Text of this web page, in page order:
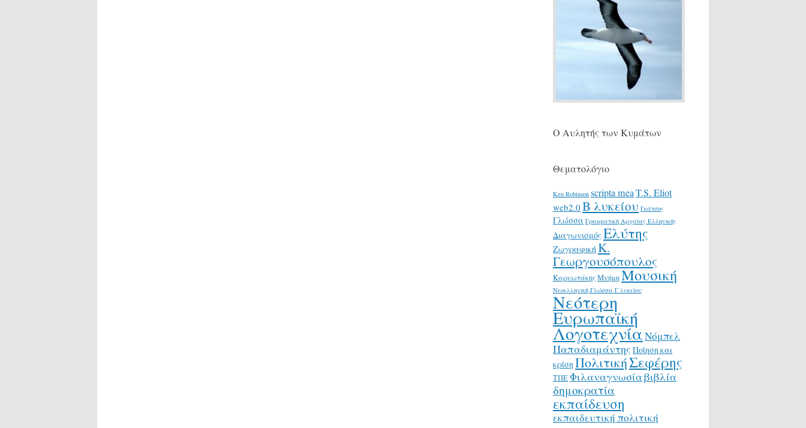
Ο Αυλητής των Κυμάτων
Θεματολόγιο
Ken Robinson scripta meaT.S. Eliot
web2.0 Β λυκείου Γκάτσος
Γλώσσα Γραμματική Αρχαίας Ελληνικής
ΔιαγωνισμόςΕλύτης
Ζωγραφική Κ.
Γεωργουσόπουλος
ΚαρυωτάκηςΜνήμηΜουσική
Νεοελληνική Γλώσσα Γ λυκείου
Νεότερη
Ευρωπαϊκή
ΛογοτεχνίαΝόμπελ
Παπαδιαμάντης Ποίηση και
κρίση ΠολιτικήΣεφέρης
ΤΠΕΦιλαναγνωσίαβιβλία
δημοκρατία
εκπαίδευση
εκπαιδευτική πολιτική